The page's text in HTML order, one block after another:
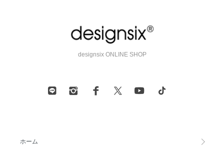
designsix ONLINE SHOP
ホーム